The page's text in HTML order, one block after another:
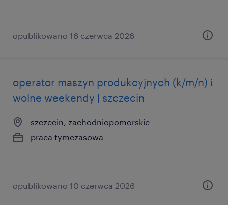
opublikowano 16 czerwca 2026
operator maszyn produkcyjnych (k/m/n) i
wolne weekendy | szczecin
szczecin, zachodniopomorskie
praca tymczasowa
opublikowano 10 czerwca 2026